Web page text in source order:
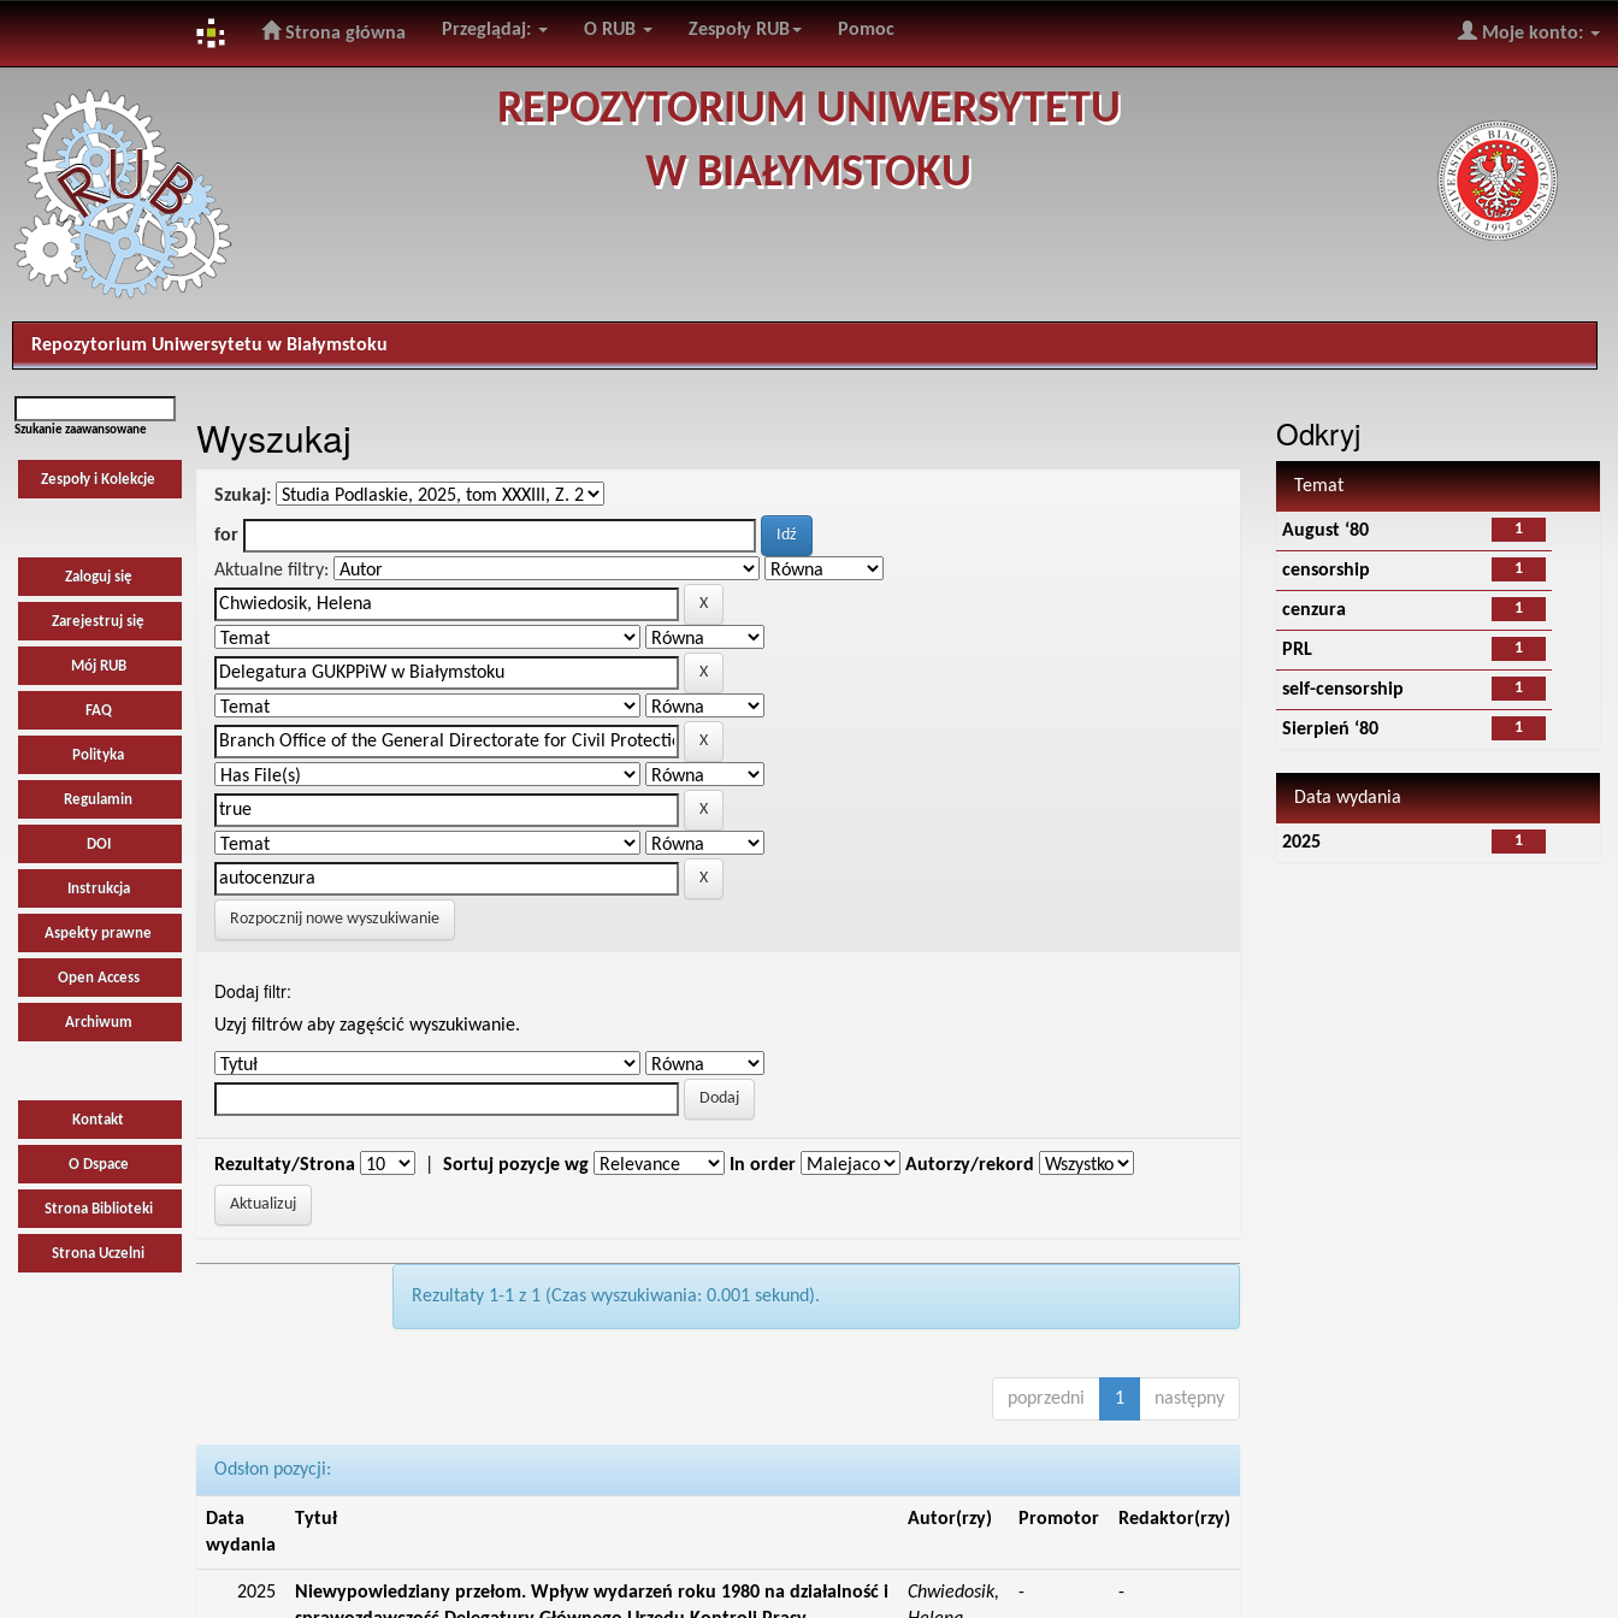
navigation
Strona główna Przeglądaj: O RUB Zespoły RUB Pomoc Moje konto:
REPOZYTORIUM UNIWERSYTETU
W BIAŁYMSTOKU
Repozytorium Uniwersytetu w Białymstoku
Szukanie zaawansowane
Zespoły i Kolekcje
Zaloguj się
Zarejestruj się
Mój RUB
FAQ
Polityka
Regulamin
DOI
Instrukcja
Aspekty prawne
Open Access
Archiwum
Kontakt
O Dspace
Strona Biblioteki
Strona Uczelni
Wyszukaj
Szukaj:
for
Aktualne filtry:
Rozpocznij nowe wyszukiwanie
Dodaj filtr:
Uzyj filtrów aby zagęścić wyszukiwanie.
Rezultaty/Strona Sortuj pozycje wg In order Autorzy/rekord
Rezultaty 1-1 z 1 (Czas wyszukiwania: 0.001 sekund).
poprzedni 1 następny
Odsłon pozycji:
Data
wydania
Tytuł Autor(rzy) Promotor Redaktor(rzy)
2025
Niewypowiedziany przełom. Wpływ wydarzeń roku 1980 na działalność i
Chwiedosik,
- -
Odkryj
Temat
1
August ‘80
1
censorship
1
cenzura
1
PRL
1
self-censorship
1
Sierpień ‘80
Data wydania
1
2025